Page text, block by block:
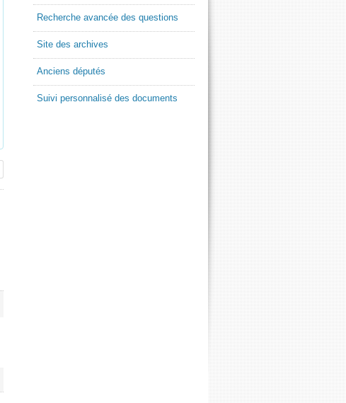
Recherche avancée des questions
Site des archives
Anciens députés
Suivi personnalisé des documents